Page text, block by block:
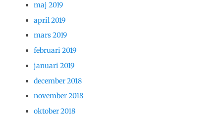
maj 2019
april 2019
mars 2019
februari 2019
januari 2019
december 2018
november 2018
oktober 2018